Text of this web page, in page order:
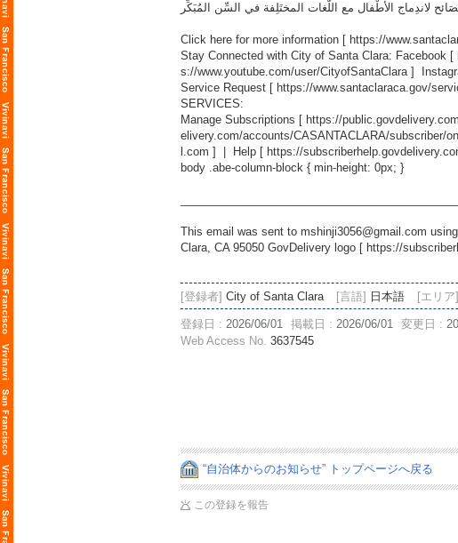
Click here for more information [ https://
Stay Connected with City of Santa Clara: Facebook [
s://www.youtube.com/user/CityofSantaClara]
Service Request [ https://www.santaclaraca.gov/
SERVICES:
Manage Subscriptions [ https://
elivery.com/accounts/CASANTACLARA/subscriber/
l.com ] | Help [ https://
body .abe-column-block { min-height: 0px; }
This email was sent to mshinji3056@gmail.com
Clara, CA 95050 GovDelivery logo [ https://
[登録者] City of Santa Clara [言語] 日本語 [エリア]
登録日 : 2026/06/01 掲載日 : 2026/06/01 変更日 :
Web Access No. 3637545
“自治体からのお知らせ” トップページへ戻る
この登録を報告